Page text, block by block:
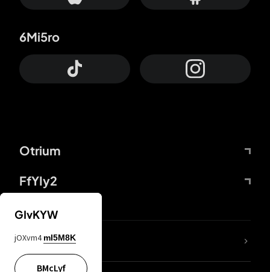
Otrium
FfYIy2
6Mi5ro
DDcvSo
GIvKYW
jOXvm4 mI5M8K
BMcLyf